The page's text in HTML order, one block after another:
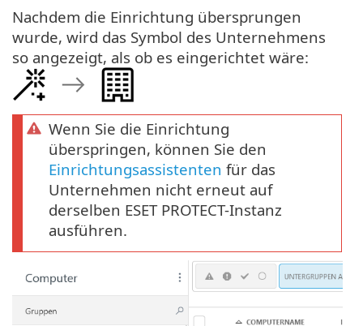
Nachdem die Einrichtung übersprungen
wurde, wird das Symbol des Unternehmens
so angezeigt, als ob es eingerichtet wäre:
Wenn Sie die Einrichtung
überspringen, können Sie den
Einrichtungsassistenten für das
Unternehmen nicht erneut auf
derselben ESET PROTECT-Instanz
ausführen.